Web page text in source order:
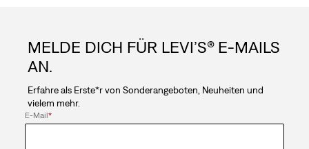
MELDE DICH FÜR LEVI’S® E-MAILS
AN.
Erfahre als Erste*r von Sonderangeboten, Neuheiten und
vielem mehr.
E-Mail*